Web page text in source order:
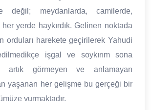
değil; meydanlarda, camilerde,
yerde haykırdık. Gelinen noktada
orduları harekete geçirilerek Yahudi
işgal ve soykırım sona
artık görmeyen ve anlamayan
yaşanan her gelişme bu gerçeği bir
vurmaktadır.